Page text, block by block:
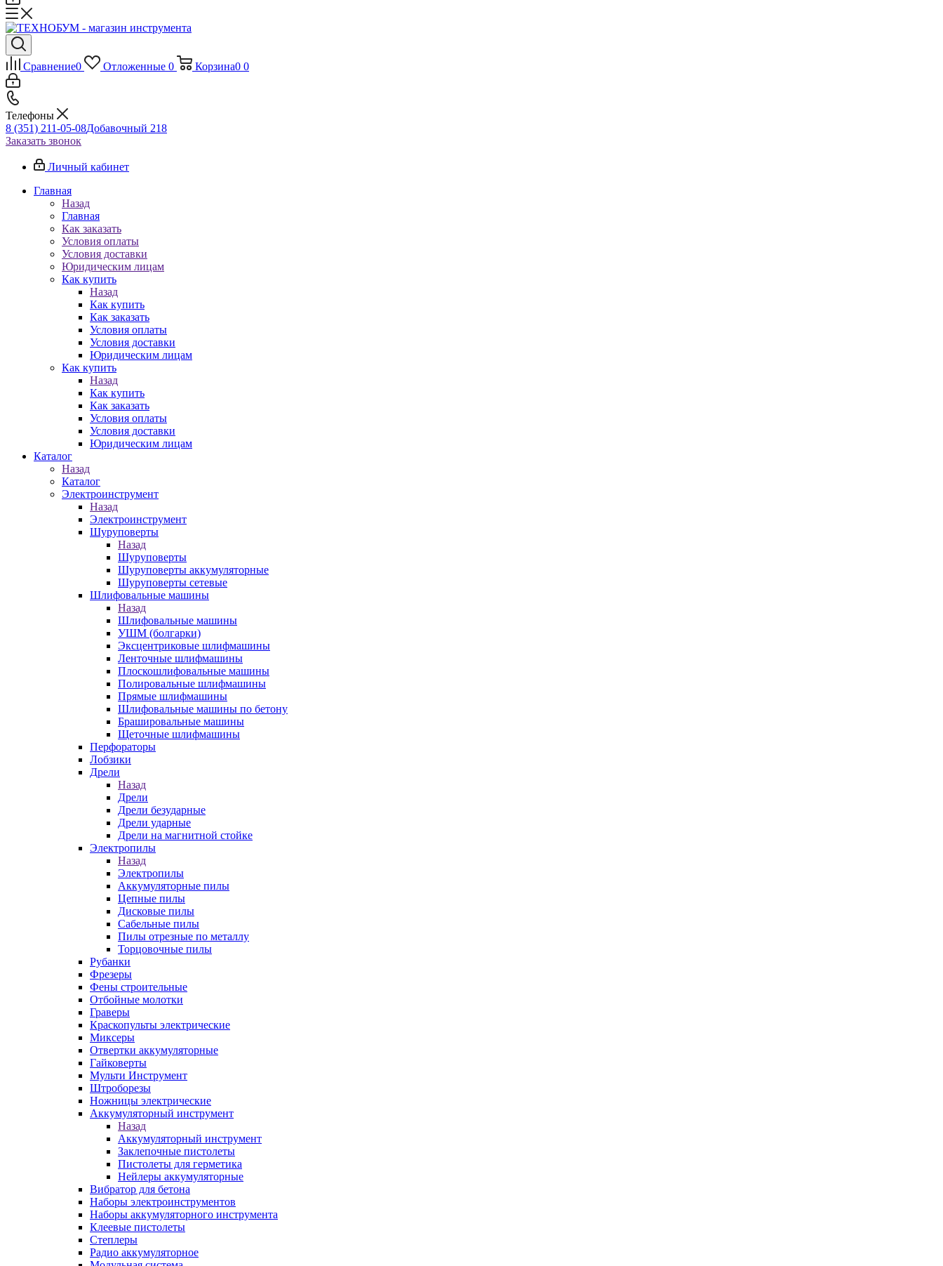
Сравнение0 Отложенные 0 Корзина0 0
Телефоны
8 (351) 211-05-08Добавочный 218
Заказать звонок
Личный кабинет
Главная
Назад
Главная
Как заказать
Условия оплаты
Условия доставки
Юридическим лицам
Как купить
Назад
Как купить
Как заказать
Условия оплаты
Условия доставки
Юридическим лицам
Как купить
Назад
Как купить
Как заказать
Условия оплаты
Условия доставки
Юридическим лицам
Каталог
Назад
Каталог
Электроинструмент
Назад
Электроинструмент
Шуруповерты
Назад
Шуруповерты
Шуруповерты аккумуляторные
Шуруповерты сетевые
Шлифовальные машины
Назад
Шлифовальные машины
УШМ (болгарки)
Эксцентриковые шлифмашины
Ленточные шлифмашины
Плоскошлифовальные машины
Полировальные шлифмашины
Прямые шлифмашины
Шлифовальные машины по бетону
Брашировальные машины
Щеточные шлифмашины
Перфораторы
Лобзики
Дрели
Назад
Дрели
Дрели безударные
Дрели ударные
Дрели на магнитной стойке
Электропилы
Назад
Электропилы
Аккумуляторные пилы
Цепные пилы
Дисковые пилы
Сабельные пилы
Пилы отрезные по металлу
Торцовочные пилы
Рубанки
Фрезеры
Фены строительные
Отбойные молотки
Граверы
Краскопульты электрические
Миксеры
Отвертки аккумуляторные
Гайковерты
Мульти Инструмент
Штроборезы
Ножницы электрические
Аккумуляторный инструмент
Назад
Аккумуляторный инструмент
Заклепочные пистолеты
Пистолеты для герметика
Нейлеры аккумуляторные
Вибратор для бетона
Наборы электроинструментов
Наборы аккумуляторного инструмента
Клеевые пистолеты
Степлеры
Радио аккумуляторное